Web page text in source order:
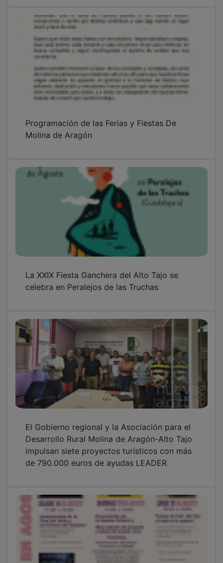
Programación de las Ferias y Fiestas De
Molina de Aragón
La XXIX Fiesta Ganchera del Alto Tajo se
celebra en Peralejos de las Truchas
El Gobierno regional y la Asociación para el
Desarrollo Rural Molina de Aragón-Alto Tajo
impulsan siete proyectos turísticos con más
de 790.000 euros de ayudas LEADER